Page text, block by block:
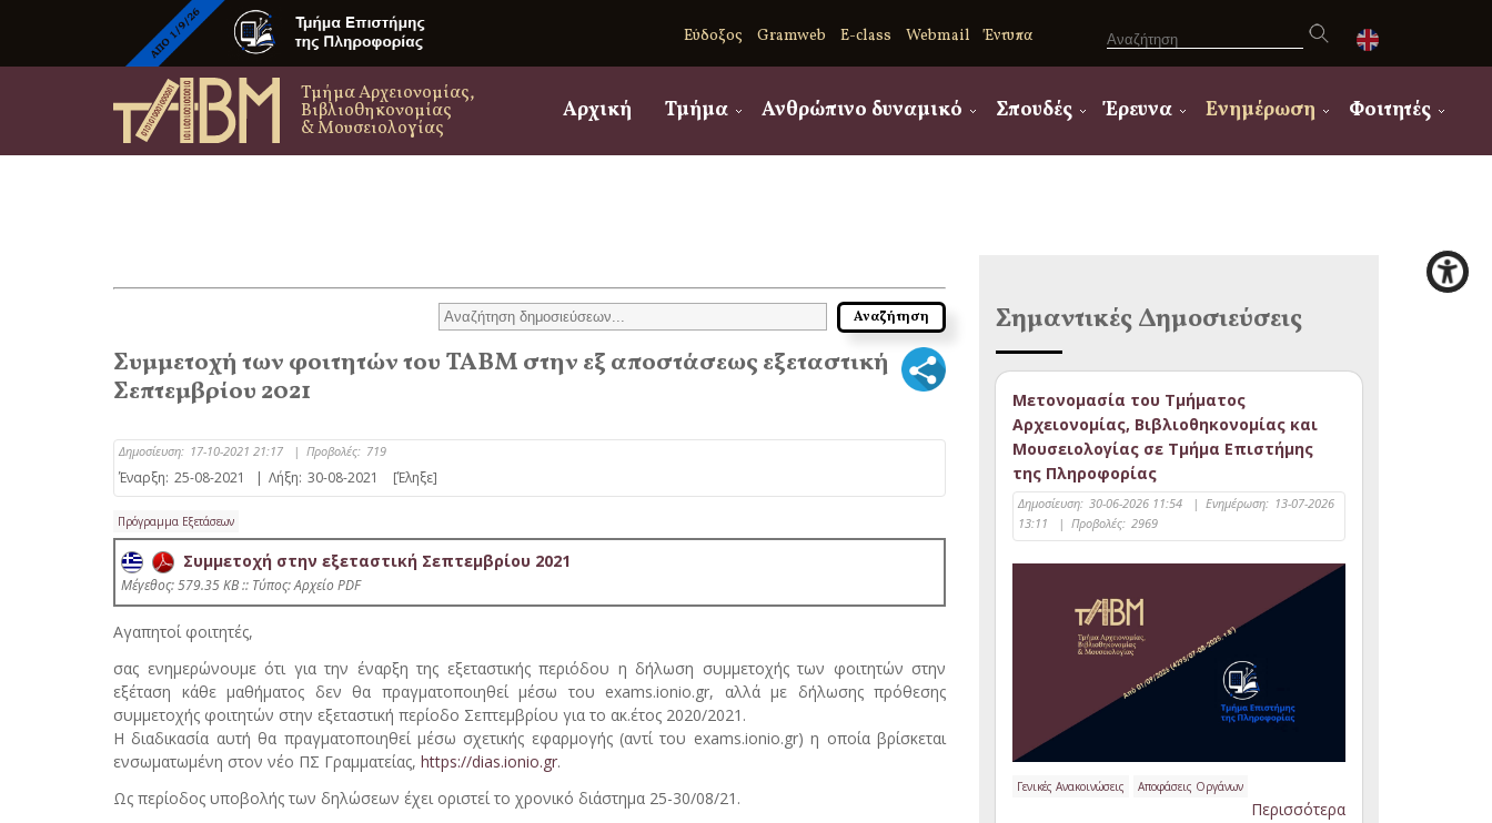
Εύδοξος Gramweb E-class Webmail Έντυπα
Τμήμα Αρχειονομίας,
Βιβλιοθηκονομίας
& Μουσειολογίας
Αρχική Τμήμα Ανθρώπινο δυναμικό Σπουδές Έρευνα Ενημέρωση Φοιτητές
Συμμετοχή των φοιτητών του ΤΑΒΜ στην εξ αποστάσεως εξεταστική
Σεπτεμβρίου 2021
Δημοσίευση: 17-10-2021 21:17 | Προβολές: 719
Έναρξη: 25-08-2021 | Λήξη: 30-08-2021 [Έληξε]
Πρόγραμμα Εξετάσεων
Συμμετοχή στην εξεταστική Σεπτεμβρίου 2021
Mέγεθος: 579.35 KB :: Τύπος: Αρχείο PDF
Αγαπητοί φοιτητές,
σας ενημερώνουμε ότι για την έναρξη της εξεταστικής περιόδου η δήλωση συμμετοχής των φοιτητών στην
εξέταση κάθε μαθήματος δεν θα πραγματοποιηθεί μέσω του exams.ionio.gr, αλλά με δήλωσης πρόθεσης
συμμετοχής φοιτητών στην εξεταστική περίοδο Σεπτεμβρίου για το ακ.έτος 2020/2021.
Η διαδικασία αυτή θα πραγματοποιηθεί μέσω σχετικής εφαρμογής (αντί του exams.ionio.gr) η οποία βρίσκεται
ενσωματωμένη στον νέο ΠΣ Γραμματείας, https://dias.ionio.gr.
Ως περίοδος υποβολής των δηλώσεων έχει οριστεί το χρονικό διάστημα 25-30/08/21.
Σημαντικές Δημοσιεύσεις
Μετονομασία του Τμήματος
Αρχειονομίας, Βιβλιοθηκονομίας και
Μουσειολογίας σε Τμήμα Επιστήμης
της Πληροφορίας
Δημοσίευση: 30-06-2026 11:54 | Ενημέρωση: 13-07-2026
13:11
| Προβολές: 2969
Γενικές Ανακοινώσεις Αποφάσεις Οργάνων
Περισσότερα